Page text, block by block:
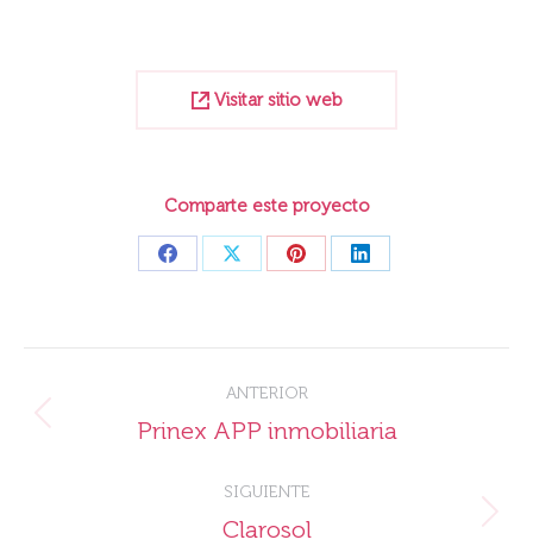
Visitar sitio web
Comparte este proyecto
Share
Share
Share
Share
Navegación
entre
proyectos
ANTERIOR
Proyecto
Prinex APP inmobiliaria
SIGUIENTE
Proyecto
Clarosol